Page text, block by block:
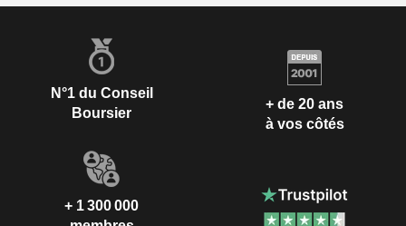
N°1 du Conseil
Boursier
+ de 20 ans
à vos côtés
+ 1 300 000